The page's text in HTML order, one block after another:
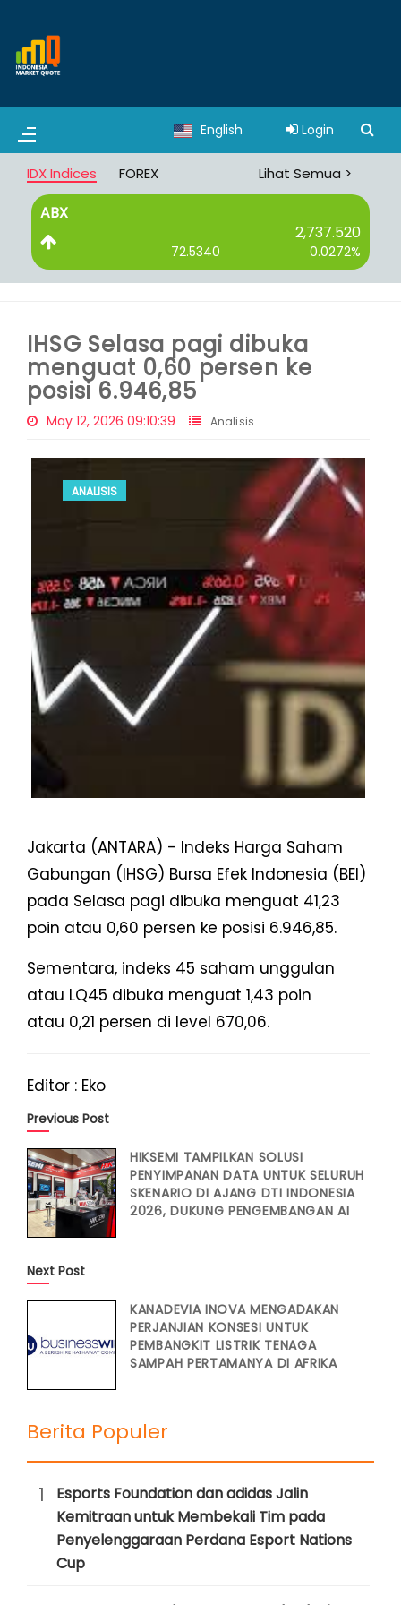
English Login
IDX Indices FOREX Lihat Semua >
ABX
2,737.520
72.5340 0.0272%
IHSG Selasa pagi dibuka
menguat 0,60 persen ke
posisi 6.946,85
May 12, 2026 09:10:39 Analisis
ANALISIS
Jakarta (ANTARA) - Indeks Harga Saham
Gabungan (IHSG) Bursa Efek Indonesia (BEI)
pada Selasa pagi dibuka menguat 41,23
poin atau 0,60 persen ke posisi 6.946,85.
Sementara, indeks 45 saham unggulan
atau LQ45 dibuka menguat 1,43 poin
atau 0,21 persen di level 670,06.
Editor : Eko
Previous Post
HIKSEMI TAMPILKAN SOLUSI
PENYIMPANAN DATA UNTUK SELURUH
SKENARIO DI AJANG DTI INDONESIA
2026, DUKUNG PENGEMBANGAN AI
Next Post
KANADEVIA INOVA MENGADAKAN
PERJANJIAN KONSESI UNTUK
PEMBANGKIT LISTRIK TENAGA
SAMPAH PERTAMANYA DI AFRIKA
Berita Populer
1
Esports Foundation dan adidas Jalin
Kemitraan untuk Membekali Tim pada
Penyelenggaraan Perdana Esport Nations
Cup